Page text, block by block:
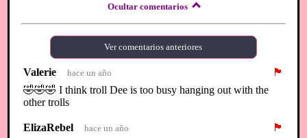
Ocultar comentarios
Ver comentarios anteriores
Valerie hace un año
🏴
🤣🤣🤣 I think troll Dee is too busy hanging out with the
other trolls
ElizaRebel hace un año
🏴